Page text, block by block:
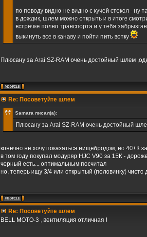
по поводу видно-не видно с кучей стекол - ну
в дождик, шлем можно открыть и в итоге
встречке полно транспорта и у тебя
выкинуть все в канаву и пойти пить вотку
Плюсану за Arai SZ-RAM очень достойный шлем
Re: Посоветуйте шлем
Samara писал(а):
Плюсану за Arai SZ-RAM очень достойный
конечно не хочу показаться нищебродом, но 40+К
в том году покупал модуряр HJC V90 за 15К -
черный есть... оптимальным посчитал
но, теперь ищу 3/4 или открытый (половинку)
Re: Посоветуйте шлем
BELL MOTO-3 , вентиляция отличная !